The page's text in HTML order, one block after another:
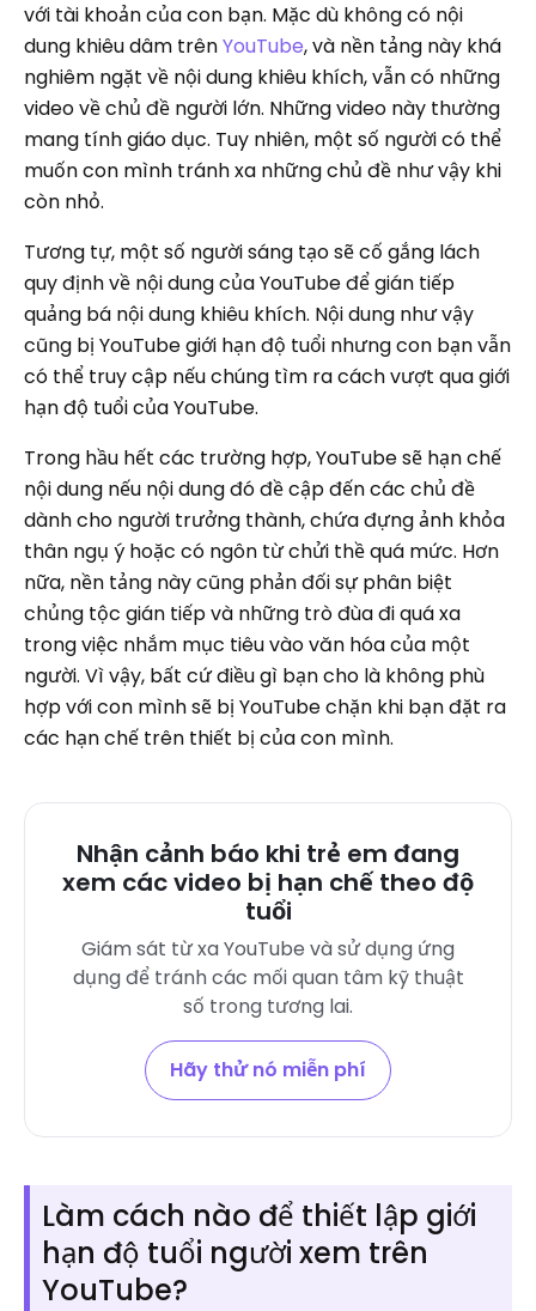
với tài khoản của con bạn. Mặc dù không có nội
dung khiêu dâm trênYouTube, và nền tảng này khá
nghiêm ngặt về nội dung khiêu khích, vẫn có những
video về chủ đề người lớn. Những video này thường
mang tính giáo dục. Tuy nhiên, một số người có thể
muốn con mình tránh xa những chủ đề như vậy khi
còn nhỏ.
Tương tự, một số người sáng tạo sẽ cố gắng lách
quy định về nội dung của YouTube để gián tiếp
quảng bá nội dung khiêu khích. Nội dung như vậy
cũng bị YouTube giới hạn độ tuổi nhưng con bạn vẫn
có thể truy cập nếu chúng tìm ra cách vượt qua giới
hạn độ tuổi của YouTube.
Trong hầu hết các trường hợp, YouTube sẽ hạn chế
nội dung nếu nội dung đó đề cập đến các chủ đề
dành cho người trưởng thành, chứa đựng ảnh khỏa
thân ngụ ý hoặc có ngôn từ chửi thề quá mức. Hơn
nữa, nền tảng này cũng phản đối sự phân biệt
chủng tộc gián tiếp và những trò đùa đi quá xa
trong việc nhắm mục tiêu vào văn hóa của một
người. Vì vậy, bất cứ điều gì bạn cho là không phù
hợp với con mình sẽ bị YouTube chặn khi bạn đặt ra
các hạn chế trên thiết bị của con mình.
Nhận cảnh báo khi trẻ em đang
xem các video bị hạn chế theo độ
tuổi
Giám sát từ xa YouTube và sử dụng ứng
dụng để tránh các mối quan tâm kỹ thuật
số trong tương lai.
Hãy thử nó miễn phí
Làm cách nào để thiết lập giới
hạn độ tuổi người xem trên
YouTube?